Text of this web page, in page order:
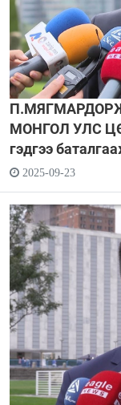
МОНГОЛ УЛС
гэдгээ
2025-09-23